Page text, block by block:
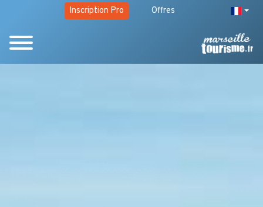
Inscription Pro Offres